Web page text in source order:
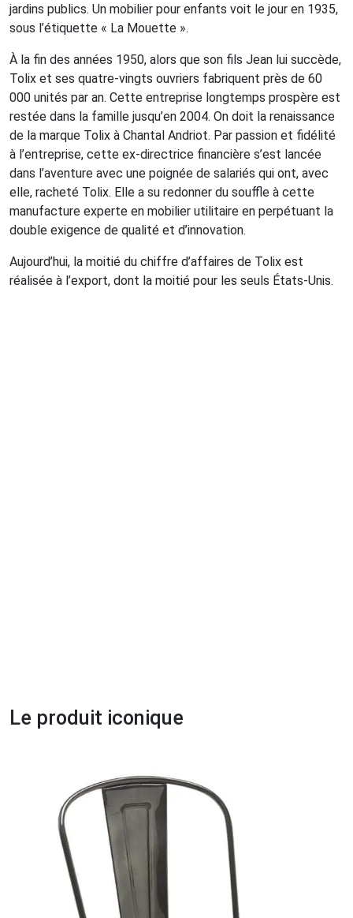
jardins publics. Un mobilier pour enfants voit le jour en 1935,
sous l’étiquette « La Mouette ».
À la fin des années 1950, alors que son fils Jean lui succède,
Tolix et ses quatre-vingts ouvriers fabriquent près de 60
000 unités par an. Cette entreprise longtemps prospère est
restée dans la famille jusqu’en 2004. On doit la renaissance
de la marque Tolix à Chantal Andriot. Par passion et fidélité
à l’entreprise, cette ex-directrice financière s’est lancée
dans l’aventure avec une poignée de salariés qui ont, avec
elle, racheté Tolix. Elle a su redonner du souffle à cette
manufacture experte en mobilier utilitaire en perpétuant la
double exigence de qualité et d’innovation.
Aujourd’hui, la moitié du chiffre d’affaires de Tolix est
réalisée à l’export, dont la moitié pour les seuls États-Unis.
Le produit iconique